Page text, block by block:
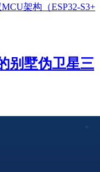
架构（ESP32-S3+
别墅伪卫星三